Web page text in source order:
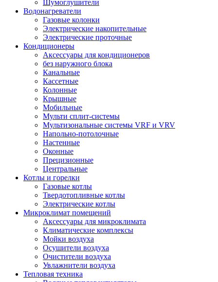
Шумоглушители
Водонагреватели
Газовые колонки
Электрические накопительные
Электрические проточные
Кондиционеры
Аксессуары для кондиционеров
без наружного блока
Канальные
Кассетные
Колонные
Крышные
Мобильные
Мульти сплит-системы
Мультизональные системы VRF и VRV
Напольно-потолочные
Настенные
Оконные
Прецизионные
Центральные
Котлы и горелки
Газовые котлы
Твердотопливные котлы
Электрические котлы
Микроклимат помещений
Аксессуары для микроклимата
Климатические комплексы
Мойки воздуха
Осушители воздуха
Очистители воздуха
Увлажнители воздуха
Тепловая техника